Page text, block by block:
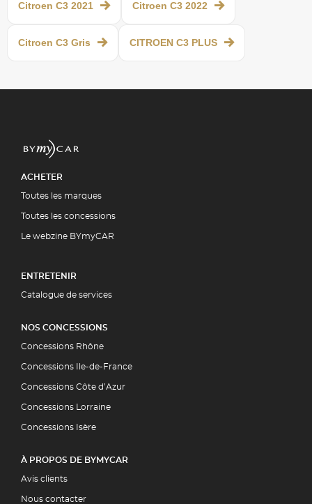
Citroen C3 2021 Citroen C3 2022
Citroen C3 Gris CITROEN C3 PLUS
ACHETER
Toutes les marques
Toutes les concessions
Le webzine BYmyCAR
ENTRETENIR
Catalogue de services
NOS CONCESSIONS
Concessions Rhône
Concessions Ile-de-France
Concessions Côte d’Azur
Concessions Lorraine
Concessions Isère
À PROPOS DE BYMYCAR
Avis clients
Nous contacter